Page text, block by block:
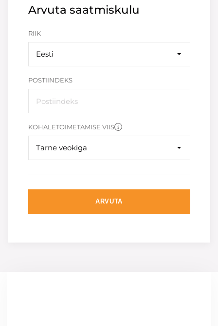
Arvuta saatmiskulu
RIIK
Eesti
POSTIINDEKS
KOHALETOIMETAMISE VIIS
Tarne veokiga
ARVUTA